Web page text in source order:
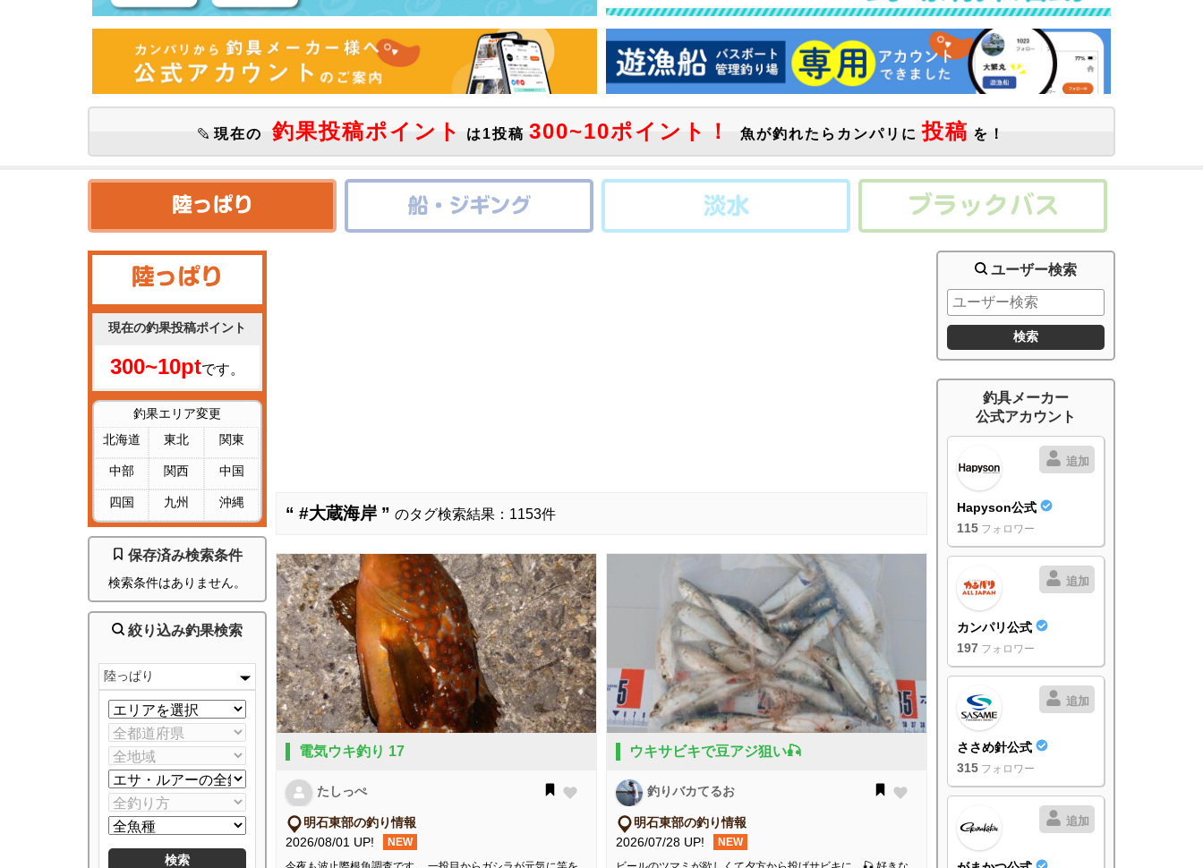
現在の 釣果投稿ポイント は1投稿 300~10ポイント！ 魚が釣れたらカンパリに 投稿 を！
現在の釣果投稿ポイント
300~10ptです。
釣果エリア変更
北海道
東北 関東
中部 関西 中国
四国 九州 沖縄
保存済み検索条件
検索条件はありません。
絞り込み釣果検索
陸っぱり
“ #大蔵海岸 ” のタグ検索結果：1153件
電気ウキ釣り 17
たしっぺ
明石東部の釣り情報
2026/08/01 UP!
NEW
ウキサビキで豆アジ狙い🎣
釣りバカてるお
明石東部の釣り情報
2026/07/28 UP!
NEW
ユーザー検索
釣具メーカー
公式アカウント
追加
Hapyson公式
115 フォロワー
追加
カンパリ公式
197 フォロワー
追加
ささめ針公式
315 フォロワー
追加